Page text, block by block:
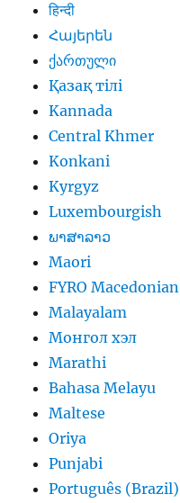
हिन्दी
Հայերեն
ქართული
Қазақ тілі
Kannada
Central Khmer
Konkani
Kyrgyz
Luxembourgish
ພາສາລາວ
Maori
FYRO Macedonian
Malayalam
Монгол хэл
Marathi
Bahasa Melayu
Maltese
Oriya
Punjabi
Português (Brazil)